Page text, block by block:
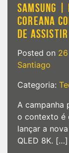
SAMSUNG |
COREANA
DE
Posted on
Santiago
Categoria:
A campanha
o contexto é
lançar a
QLED 8K. […]